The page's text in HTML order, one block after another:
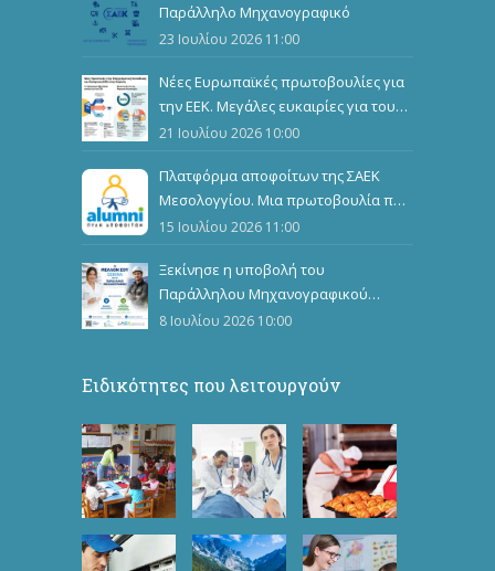
Παράλληλο Μηχανογραφικό
23 Ιουλίου 2026 11:00
Νέες Ευρωπαϊκές πρωτοβουλίες για
την ΕΕΚ. Μεγάλες ευκαιρίες για τους
καταρτιζόμενους
21 Ιουλίου 2026 10:00
Πλατφόρμα αποφοίτων της ΣΑΕΚ
Μεσολογγίου. Μια πρωτοβουλία που
ενώνει, αναδεικνύει και εμπνέει
15 Ιουλίου 2026 11:00
Ξεκίνησε η υποβολή του
Παράλληλου Μηχανογραφικού
Δελτίου
8 Ιουλίου 2026 10:00
Ειδικότητες που λειτουργούν